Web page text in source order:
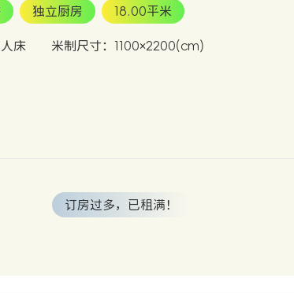
独立厨房 18.00平米
床 米制尺寸：1100×2200(cm)
订房过多，已租满！